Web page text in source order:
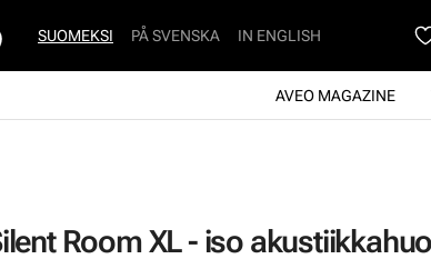
AVEO MAGAZINE
SUOMEKSI PÅ SVENSKA IN ENGLISH
Room XL - iso